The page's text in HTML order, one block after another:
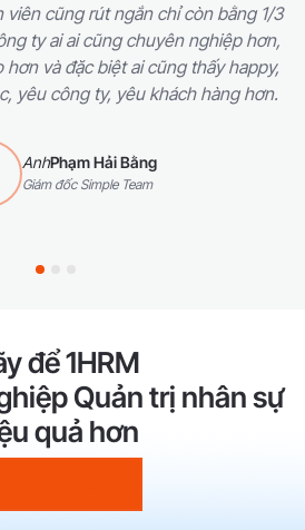
viên cũng rút ngắn chỉ còn bằng 1/3
ty ai ai cũng chuyên nghiệp hơn,
hơn và đặc biệt ai cũng thấy happy,
yêu công ty, yêu khách hàng hơn.
AnhPhạm Hải Bằng
Giám đốc Simple Team
để 1HRM
Quản trị nhân sự
quả hơn